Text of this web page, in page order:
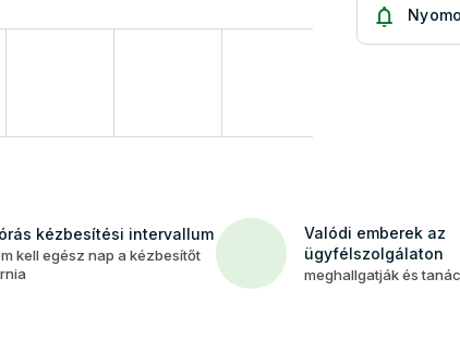
kézbesítési intervallum
kell egész nap a kézbesítőt
Valódi emberek az
ügyfélszolgálaton
meghallgatják és